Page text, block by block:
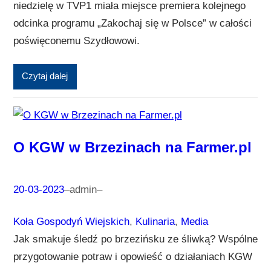
niedzielę w TVP1 miała miejsce premiera kolejnego
odcinka programu „Zakochaj się w Polsce” w całości
poświęconemu Szydłowowi.
Czytaj dalej
O KGW w Brzezinach na Farmer.pl
20-03-2023–admin–
Koła Gospodyń Wiejskich, Kulinaria, Media
Jak smakuje śledź po brzezińsku ze śliwką? Wspólne
przygotowanie potraw i opowieść o działaniach KGW